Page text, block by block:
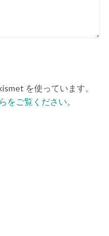
を使っています。
をご覧ください。